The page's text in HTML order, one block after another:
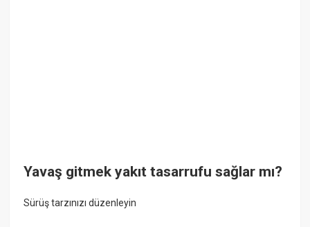
Yavaş gitmek yakıt tasarrufu sağlar mı?
Sürüş tarzınızı düzenleyin